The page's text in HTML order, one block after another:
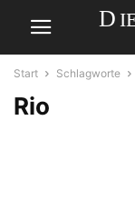
Start Schlagworte
Rio